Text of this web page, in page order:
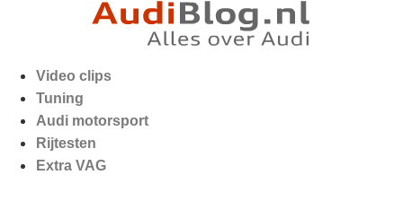
Video clips
Tuning
Audi motorsport
Rijtesten
Extra VAG